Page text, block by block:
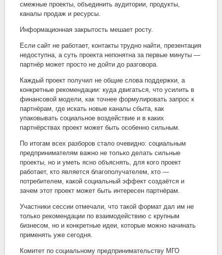
смежные проекты, объединить аудитории, продукты,
каналы продаж и ресурсы.
Информационная закрытость мешает росту.
Если сайт не работает, контакты трудно найти, презентация
недоступна, а суть проекта непонятна за первые минуты —
партнёр может просто не дойти до разговора.
Каждый проект получил не общие слова поддержки, а
конкретные рекомендации: куда двигаться, что усилить в
финансовой модели, как точнее формулировать запрос к
партнёрам, где искать новые каналы сбыта, как
упаковывать социальное воздействие и в каких
партнёрствах проект может быть особенно сильным.
По итогам всех разборов стало очевидно: социальным
предпринимателям важно не только делать сильные
проекты, но и уметь ясно объяснять, для кого проект
работает, кто является благополучателем, кто —
потребителем, какой социальный эффект создаётся и
зачем этот проект может быть интересен партнёрам.
Участники сессии отмечали, что такой формат дал им не
только рекомендации по взаимодействию с крупным
бизнесом, но и конкретные идеи, которые можно начинать
применять уже сегодня.
Комитет по социальному предпринимательству МГО